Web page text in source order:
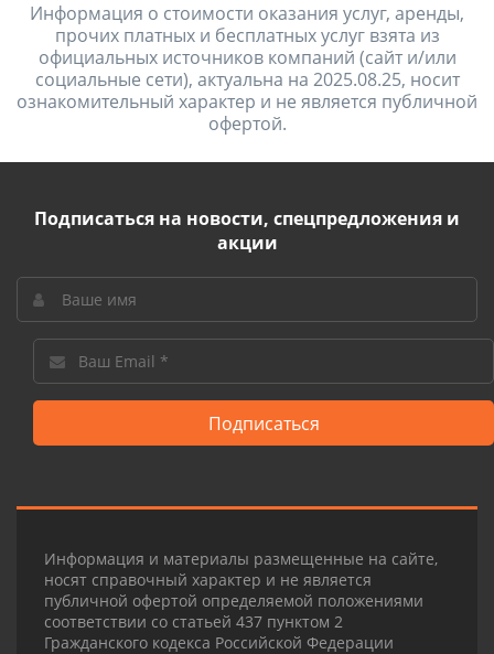
Информация о стоимости оказания услуг, аренды,
прочих платных и бесплатных услуг взята из
официальных источников компаний (сайт и/или
социальные сети), актуальна на 2025.08.25, носит
ознакомительный характер и не является публичной
офертой.
Подписаться на новости, спецпредложения и
акции
Подписаться
Информация и материалы размещенные на сайте,
носят справочный характер и не является
публичной офертой определяемой положениями
соответствии со статьей 437 пунктом 2
Гражданского кодекса Российской Федерации